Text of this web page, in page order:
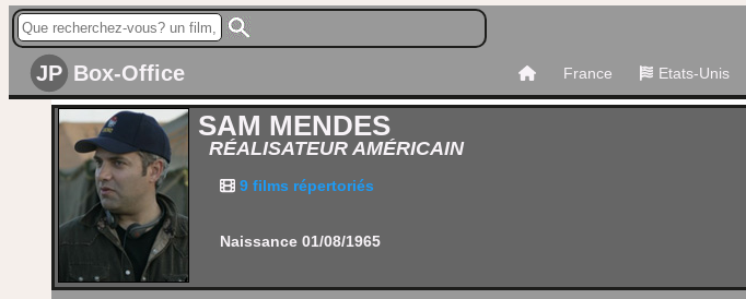
JP Box-Office France Etats-Unis
SAM MENDES
RÉALISATEUR AMÉRICAIN
9 films répertoriés
Naissance 01/08/1965